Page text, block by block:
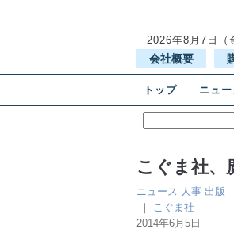
2026年8月7日（
会社概要
トップ ニュ
こぐま社、
ニュース 人事 出版
｜ こぐま社
2014年6月5日